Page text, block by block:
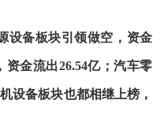
设备板块引领做空，资金
资金流出26.54亿；汽车零
设备板块也都相继上榜，